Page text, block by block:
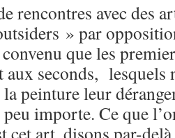
rencontres avec des
» par
que les
seconds, lesquels
peinture leur
importe. Ce que
cet art, disons par-